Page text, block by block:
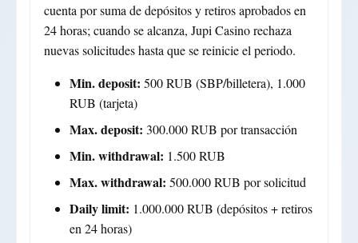
cuenta por suma de depósitos y retiros aprobados en
24 horas; cuando se alcanza, Jupi Casino rechaza
nuevas solicitudes hasta que se reinicie el periodo.
Min. deposit: 500 RUB (SBP/billetera), 1.000
RUB (tarjeta)
Max. deposit: 300.000 RUB por transacción
Min. withdrawal: 1.500 RUB
Max. withdrawal: 500.000 RUB por solicitud
Daily limit: 1.000.000 RUB (depósitos + retiros
en 24 horas)